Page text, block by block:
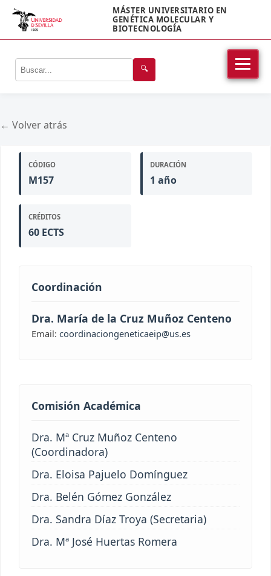
MÁSTER UNIVERSITARIO EN
GENÉTICA MOLECULAR Y
BIOTECNOLOGÍA
🔍
← Volver atrás